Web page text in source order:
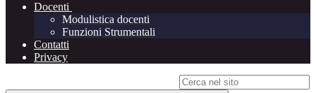
Docenti
Modulistica docenti
Funzioni Strumentali
Contatti
Privacy